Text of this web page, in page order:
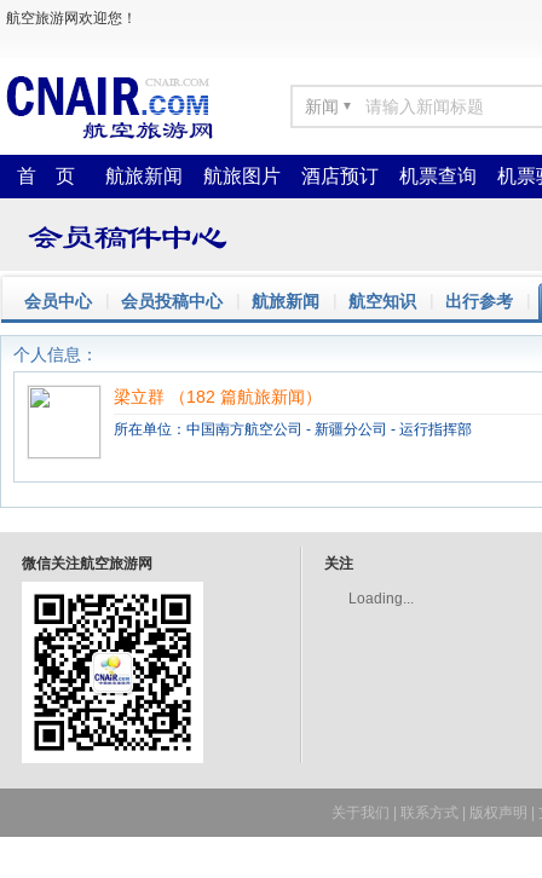
航空旅游网欢迎您！
新闻 ▼
首 页 航旅新闻 航旅图片 酒店预订 机票查询 机票
会员中心 会员投稿中心 航旅新闻 航空知识 出行参考
个人信息：
梁立群 （182 篇航旅新闻）
所在单位： 中国南方航空公司 - 新疆分公司 - 运行指挥部
微信关注航空旅游网 关注
Loading...
关于我们 联系方式 版权声明